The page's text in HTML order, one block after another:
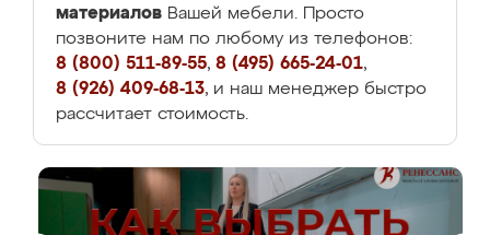
материалов Вашей мебели. Просто
позвоните нам по любому из телефонов:
8 (800) 511-89-55, 8 (495) 665-24-01,
8 (926) 409-68-13, и наш менеджер быстро
рассчитает стоимость.